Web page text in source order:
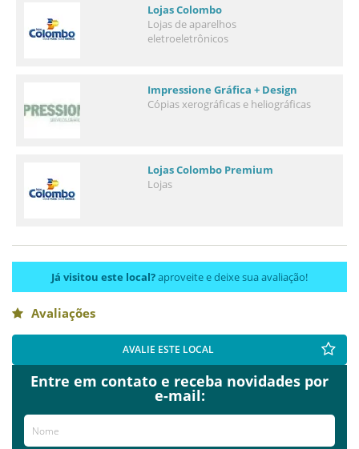
Lojas Colombo
Lojas de aparelhos
eletroeletrônicos
Impressione Gráfica + Design
Cópias xerográficas e heliográficas
Lojas Colombo Premium
Lojas
Já visitou este local?aproveite e deixe sua avaliação!
Avaliações
AVALIE ESTE LOCAL
Entre em contato e receba novidades por
e-mail: